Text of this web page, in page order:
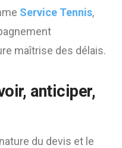
Service Tennis,
maîtrise des délais.
anticiper,
du devis et le